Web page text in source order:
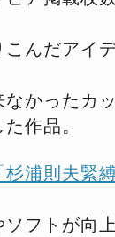
んだアイ
かったカ
作品。
杉浦則夫緊
フトが向